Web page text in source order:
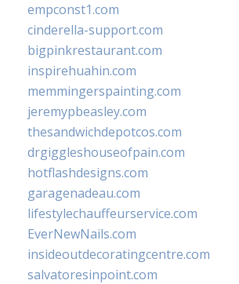
empconst1.com
cinderella-support.com
bigpinkrestaurant.com
inspirehuahin.com
memmingerspainting.com
jeremypbeasley.com
thesandwichdepotcos.com
drgiggleshouseofpain.com
hotflashdesigns.com
garagenadeau.com
lifestylechauffeurservice.com
EverNewNails.com
insideoutdecoratingcentre.com
salvatoresinpoint.com